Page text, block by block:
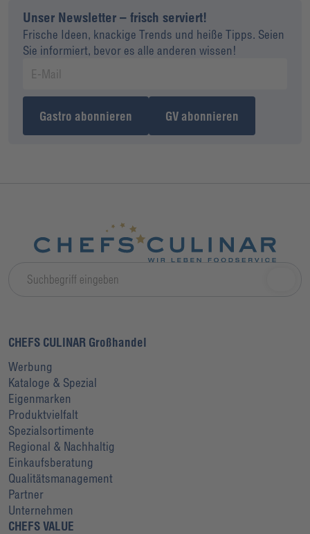
Unser Newsletter – frisch serviert!
Frische Ideen, knackige Trends und heiße Tipps. Seien
Sie informiert, bevor es alle anderen wissen!
Gastro abonnieren GV abonnieren
CHEFS CULINAR Großhandel
Werbung
Kataloge & Spezial
Eigenmarken
Produktvielfalt
Spezialsortimente
Regional & Nachhaltig
Einkaufsberatung
Qualitätsmanagement
Partner
Unternehmen
CHEFS VALUE